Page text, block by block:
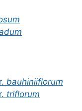
bauhiniiflorum
triflorum